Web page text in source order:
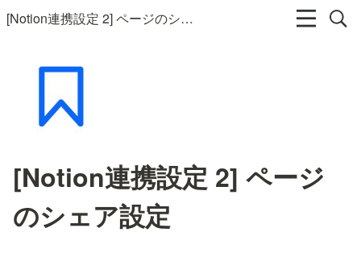
[Notion連携設定 2] ページのシェア設定
[Notion連携設定 2] ページ
のシェア設定